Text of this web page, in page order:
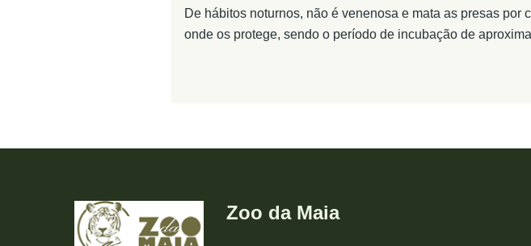
De hábitos noturnos, não é venenosa e mata as presas por
onde os protege, sendo o período de incubação de
Zoo da Maia